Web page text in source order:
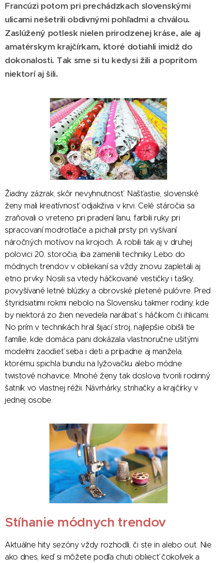
Francúzi potom pri prechádzkach slovenskými
ulicami nešetrili obdivnými pohľadmi a chválou.
Zaslúžený potlesk nielen prirodzenej kráse, ale aj
amatérskym krajčírkam, ktoré dotiahli imidž do
dokonalosti. Tak sme si tu kedysi žili a popritom
niektorí aj šili.
Žiadny zázrak, skôr nevyhnutnosť. Našťastie, slovenské
ženy mali kreatívnosť odjakživa v krvi. Celé stáročia sa
zraňovali o vreteno pri pradení ľanu, farbili ruky pri
spracovaní modrotlače a pichali prsty pri vyšívaní
náročných motívov na krojoch. A robili tak aj v druhej
polovici 20. storočia, iba zamenili techniky. Lebo do
módnych trendov v obliekaní sa vždy znovu zapletali aj
etno prvky. Nosili sa vtedy háčkované vestičky i tašky,
povyšívané letné blúzky a obrovské pletené pulóvre. Pred
štyridsiatimi rokmi nebolo na Slovensku takmer rodiny, kde
by niektorá zo žien nevedela narábať s háčikom či ihlicami.
No prím v technikách hral šijací stroj, najlepšie obišli tie
famílie, kde domáca pani dokázala vlastnoručne ušitými
modelmi zaodieť seba i deti a prípadne aj manžela,
ktorému spichla bundu na lyžovačku alebo módne
twistové nohavice. Mnohé ženy tak doslova tvorili rodinný
šatník vo vlastnej réžii. Návrhárky, strihačky a krajčírky v
jednej osobe.
Stíhanie módnych trendov
Aktuálne hity sezóny vždy rozhodli, či ste in alebo out. Nie
ako dnes, keď si môžete podľa chuti obliecť čokoľvek a